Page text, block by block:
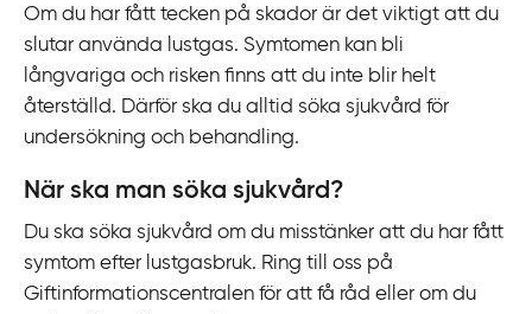
Om du har fått tecken på skador är det viktigt att du
slutar använda lustgas. Symtomen kan bli
långvariga och risken finns att du inte blir helt
återställd. Därför ska du alltid söka sjukvård för
undersökning och behandling.
När ska man söka sjukvård?
Du ska söka sjukvård om du misstänker att du har fått
symtom efter lustgasbruk. Ring till oss på
Giftinformationscentralen för att få råd eller om du